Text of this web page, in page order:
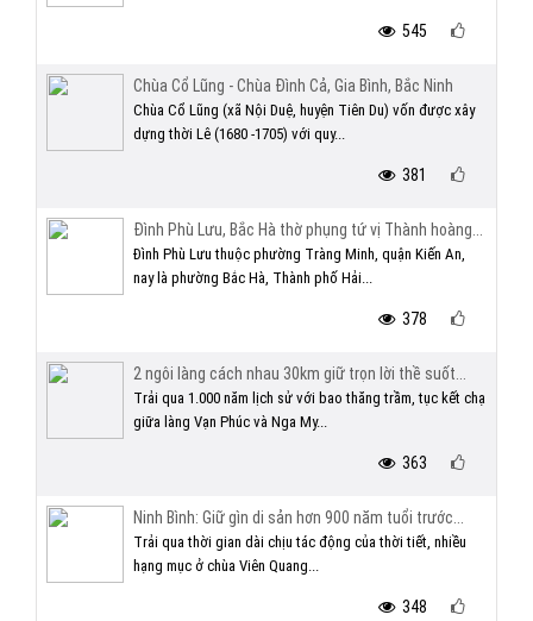
545
Chùa Cổ Lũng - Chùa Đình Cả, Gia Bình, Bắc Ninh
Chùa Cổ Lũng (xã Nội Duệ, huyện Tiên Du) vốn được xây
dựng thời Lê (1680 -1705) với quy...
381
Đình Phù Lưu, Bắc Hà thờ phụng tứ vị Thành hoàng...
Đình Phù Lưu thuộc phường Tràng Minh, quận Kiến An,
nay là phường Bắc Hà, Thành phố Hải...
378
2 ngôi làng cách nhau 30km giữ trọn lời thề suốt...
Trải qua 1.000 năm lịch sử với bao thăng trầm, tục kết chạ
giữa làng Vạn Phúc và Nga My...
363
Ninh Bình: Giữ gìn di sản hơn 900 năm tuổi trước...
Trải qua thời gian dài chịu tác động của thời tiết, nhiều
hạng mục ở chùa Viên Quang...
348